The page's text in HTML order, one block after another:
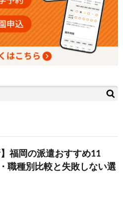
】福岡の派遣おすすめ11
職種別比較と失敗しない選